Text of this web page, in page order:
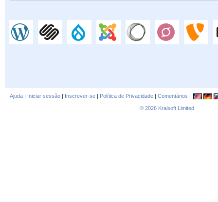
Ajuda | Iniciar sessão | Inscrever-se | Política de Privacidade | Comentários |
© 2026 Kraisoft Limited